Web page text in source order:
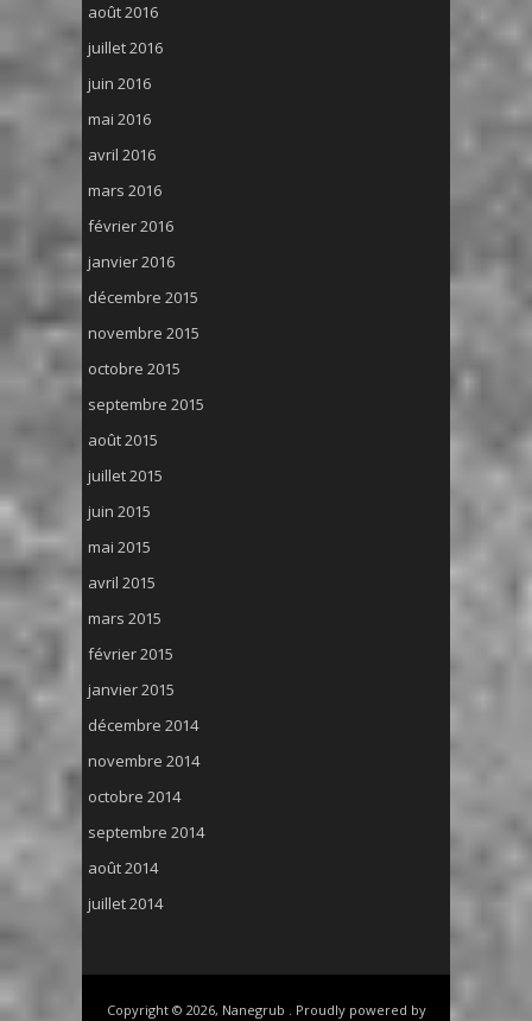
août 2016
juillet 2016
juin 2016
mai 2016
avril 2016
mars 2016
février 2016
janvier 2016
décembre 2015
novembre 2015
octobre 2015
septembre 2015
août 2015
juillet 2015
juin 2015
mai 2015
avril 2015
mars 2015
février 2015
janvier 2015
décembre 2014
novembre 2014
octobre 2014
septembre 2014
août 2014
juillet 2014
Copyright © 2026, Nanegrub . Proudly powered by